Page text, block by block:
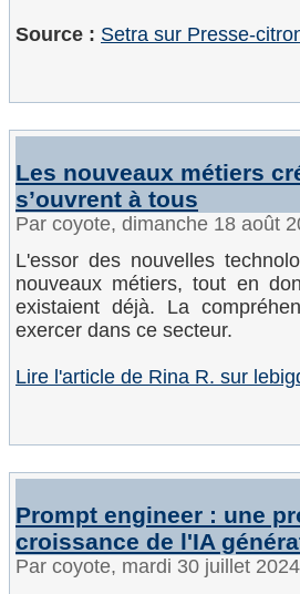
Source : Setra sur Presse-
Les nouveaux métiers
s’ouvrent à tous
Par coyote, dimanche 18 août
L'essor des nouvelles
nouveaux métiers, tout en
existaient déjà. La
exercer dans ce secteur.
Lire l'article de Rina R. sur
Prompt engineer : une
croissance de l'IA
Par coyote, mardi 30 juillet